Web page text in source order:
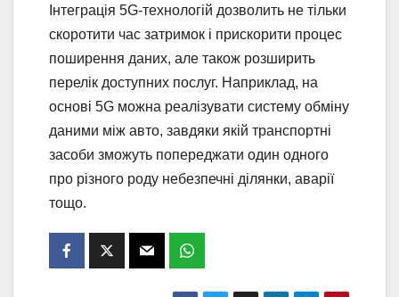
Інтеграція 5G-технологій дозволить не тільки
скоротити час затримок і прискорити процес
поширення даних, але також розширить
перелік доступних послуг. Наприклад, на
основі 5G можна реалізувати систему обміну
даними між авто, завдяки якій транспортні
засоби зможуть попереджати один одного
про різного роду небезпечні ділянки, аварії
тощо.